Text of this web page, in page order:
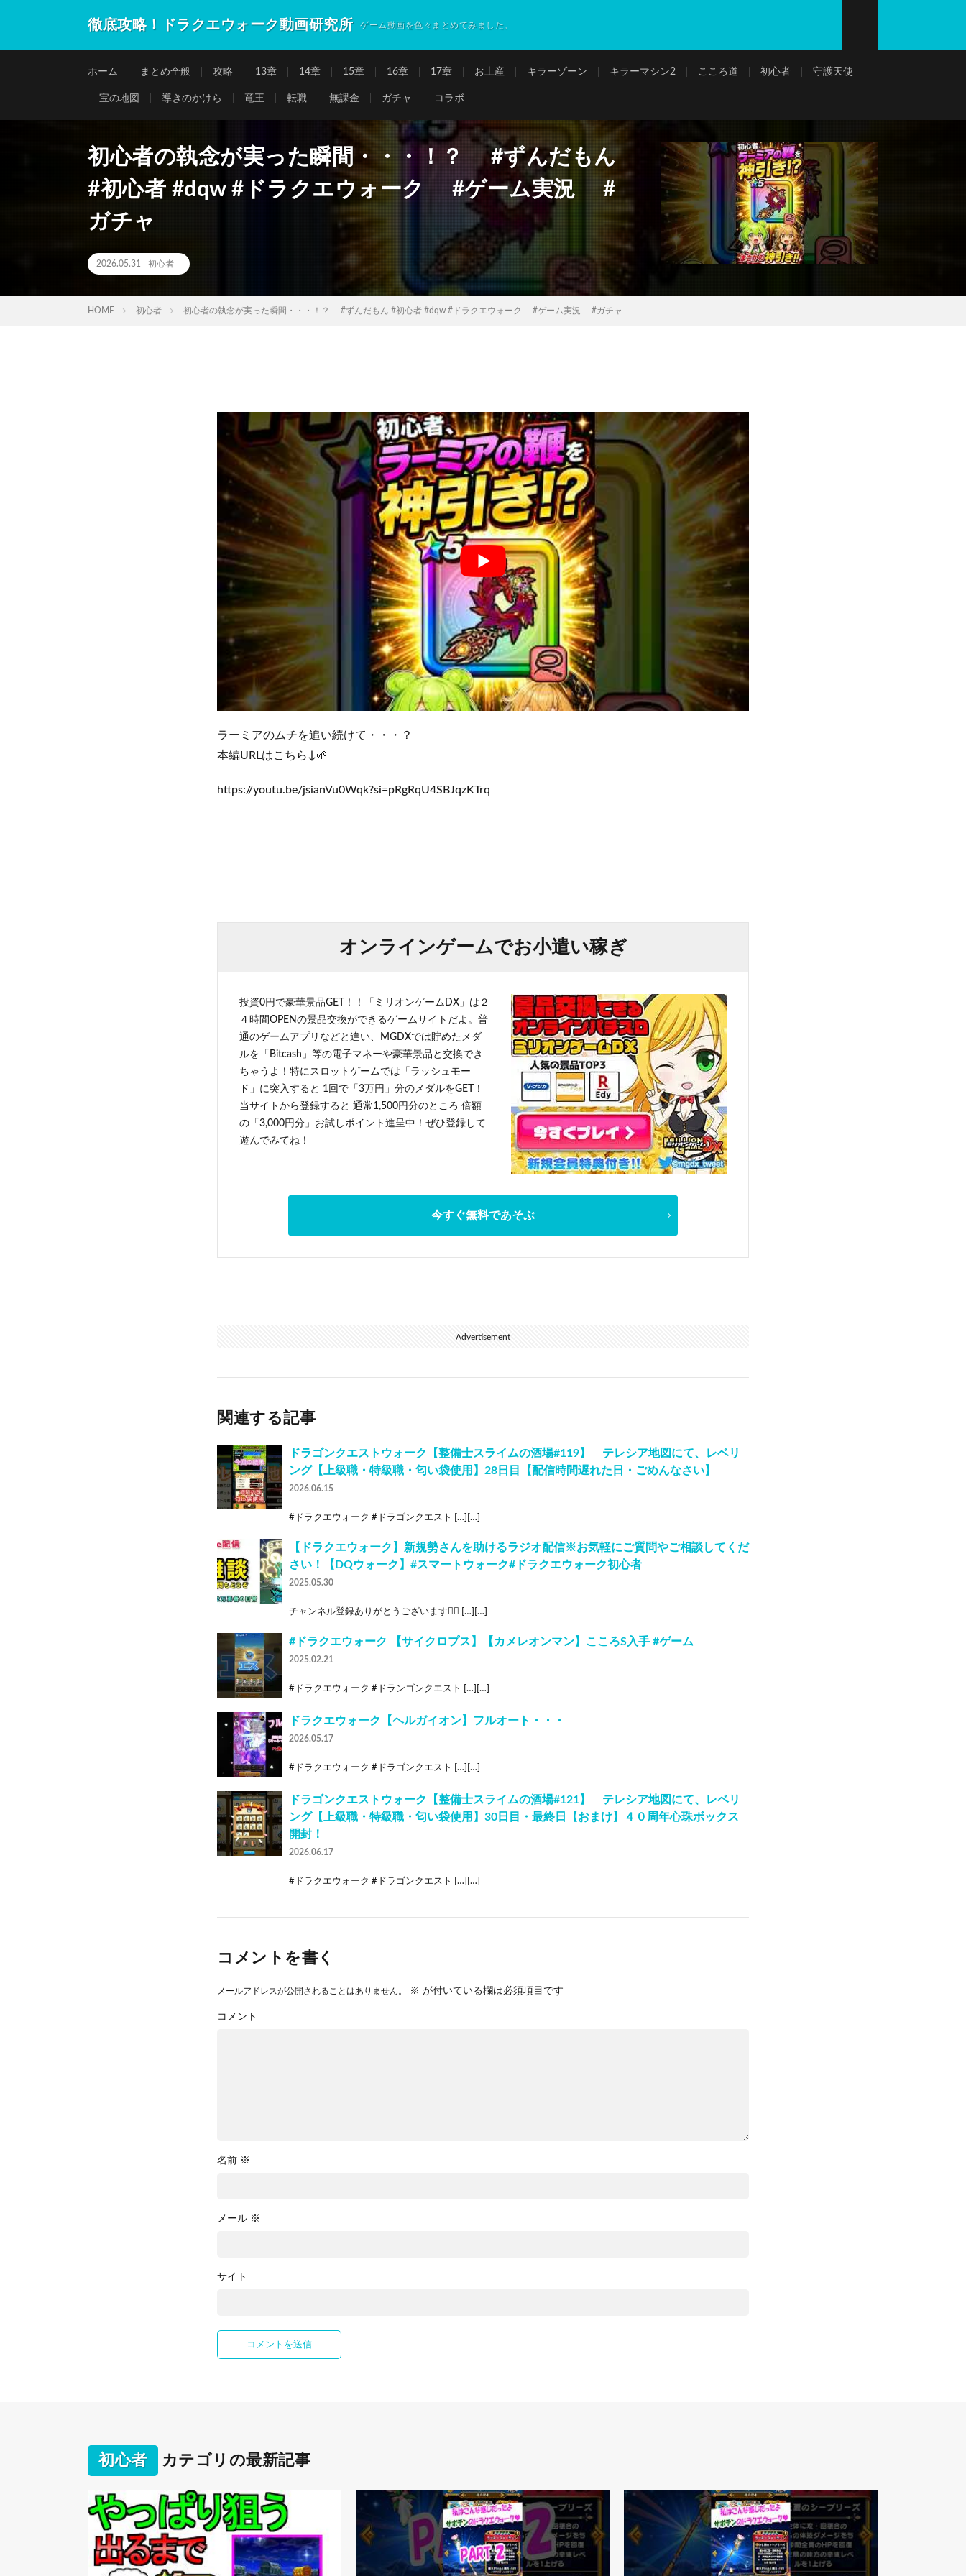
徹底攻略！ドラクエウォーク動画研究所 ゲーム動画を色々まとめてみました。
ホーム まとめ全般 攻略 13章 14章 15章 16章 17章 お土産 キラーゾーン キラーマシン2 こころ道 初心者 守護天使
宝の地図 導きのかけら 竜王 転職 無課金 ガチャ コラボ
初心者の執念が実った瞬間・・・！？ #ずんだもん
#初心者 #dqw #ドラクエウォーク #ゲーム実況 #
ガチャ
2026.05.31 初心者
HOME 初心者 初心者の執念が実った瞬間・・・！？ #ずんだもん #初心者 #dqw #ドラクエウォーク #ゲーム実況 #ガチャ
ラーミアのムチを追い続けて・・・？
本編URLはこちら↓🌱
https://youtu.be/jsianVu0Wqk?si=pRgRqU4SBJqzKTrq
オンラインゲームでお小遣い稼ぎ
投資0円で豪華景品GET！！「ミリオンゲームDX」は２
４時間OPENの景品交換ができるゲームサイトだよ。普
通のゲームアプリなどと違い、MGDXでは貯めたメダ
ルを「Bitcash」等の電子マネーや豪華景品と交換でき
ちゃうよ！特にスロットゲームでは「ラッシュモー
ド」に突入すると 1回で「3万円」分のメダルをGET！
当サイトから登録すると 通常1,500円分のところ 倍額
の「3,000円分」お試しポイント進呈中！ぜひ登録して
遊んでみてね！
今すぐ無料であそぶ
Advertisement
関連する記事
ドラゴンクエストウォーク【整備士スライムの酒場#119】 テレシア地図にて、レベリ
ング【上級職・特級職・匂い袋使用】28日目【配信時間遅れた日・ごめんなさい】
2026.06.15
#ドラクエウォーク #ドラゴンクエスト […][…]
【ドラクエウォーク】新規勢さんを助けるラジオ配信※お気軽にご質問やご相談してくだ
さい！【DQウォーク】#スマートウォーク#ドラクエウォーク初心者
2025.05.30
チャンネル登録ありがとうございます🙇‍♂ […][…]
#ドラクエウォーク 【サイクロプス】【カメレオンマン】こころS入手 #ゲーム
2025.02.21
#ドラクエウォーク #ドランゴンクエスト […][…]
ドラクエウォーク【ヘルガイオン】フルオート・・・
2026.05.17
#ドラクエウォーク #ドラゴンクエスト […][…]
ドラゴンクエストウォーク【整備士スライムの酒場#121】 テレシア地図にて、レベリ
ング【上級職・特級職・匂い袋使用】30日目・最終日【おまけ】４０周年心珠ボックス
開封！
2026.06.17
#ドラクエウォーク #ドラゴンクエスト […][…]
コメントを書く
メールアドレスが公開されることはありません。 ※ が付いている欄は必須項目です
コメント
名前 ※
メール ※
サイト
初心者 カテゴリの最新記事